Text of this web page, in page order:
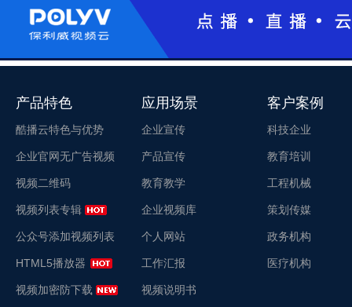
产品特色
酷播云特色与优势
企业官网无广告视频
视频二维码
视频列表专辑
公众号添加视频列表
HTML5播放器
视频加密防下载
应用场景
企业宣传
产品宣传
教育教学
企业视频库
个人网站
工作汇报
视频说明书
客户案例
科技企业
教育培训
工程机械
策划传媒
政务机构
医疗机构